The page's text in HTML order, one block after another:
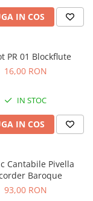
IN COS
PR 01 Blockflute
16,00 RON
IN STOC
IN COS
Cantabile Pivella
Baroque
93,00 RON